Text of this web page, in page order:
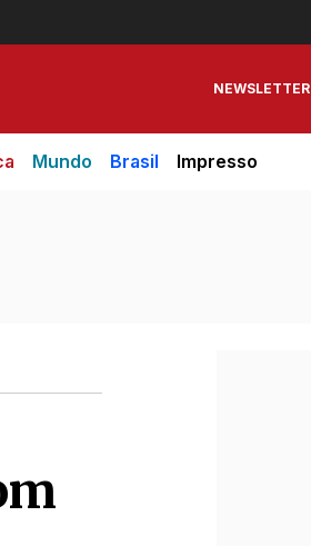
NEWSLETTER
Mundo Brasil Impresso